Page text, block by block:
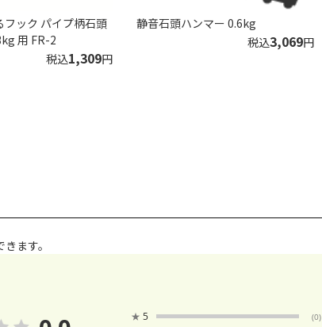
フック パイプ柄石頭
用 FR-2
税込1,309円
静音石頭ハンマー 0.6kg
税込3,069円
ます。
★ 5 (0)